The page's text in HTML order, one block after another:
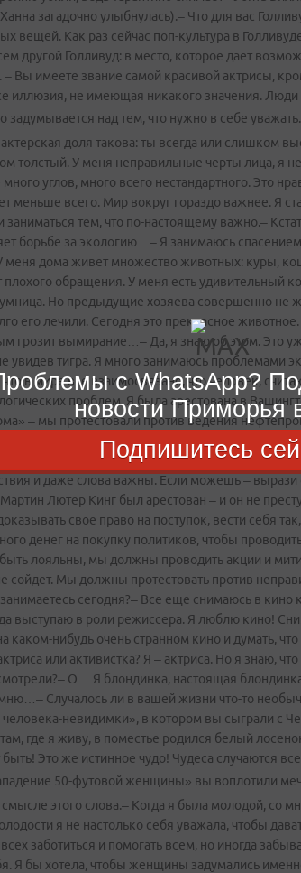
загадочно улыбнулась).– Что для вас
вещей. Как раз сейчас поп­-культура в
другой Голливуд: в место, которое дает
Вы имеете звание самой красивой актрисы,
иллюзия, не имеющая никакого значения. Люди
над тем, что нужно в себе
доля такова: ты всегда или слишком
толстый. У меня неправильные черты лица, я
углов, много всего нестандартного. Это
меньше всего. Мир вокруг гораздо важнее. Я
тем, что по-настоящему важно.–
борьбе за экологию…– Я занимаюсь
меня дома живет множество животных: куры,
обращения. У меня есть удивительный
Но предыдущие хозяева совершенно не
его лечили. Сегодня это прекрасное
грозит вымирание…– Да, я знаю об этом. Это
тигра. Я много занимаюсь проблемами
в мире все взаимосвязано, что человек,
проблем. Я была арестована в
– мы протестовали против ведения
строительство все же началось, что местные
я полечу туда. Не знаю, что я там
и даже слова важны. Если можешь – вырази
Лютер Кинг был арестован – и он не
свое право на поступок, вести себя
денег на покупку политиков, чтобы
лояльны, мы должны проводить акции и
сойдет. Мы должны протестовать против
сегодня?– Все еще снимаюсь в кино
в роли режиссера. Я люблю кино!
нибудь очень странном кино и думать,
или активистка? Я – актриса. Но я знаю,
О… Я блондинка, настоящая
Случалось ли в вашей жизни что­-то
невидимки», в котором вы сыграли с
где я живу, в поместье родился белый
Это же истинное чудо! Чудеса случаются
50-футовой женщины» вы воплотили
этого слова.– Когда я была молодой, со
я не настолько себя уважала, чтобы
заботиться и помогать всем, но иногда
Я бы хотела, чтобы женщины задумались
с WhatsApp?
новости Приморья
Подпишитесь